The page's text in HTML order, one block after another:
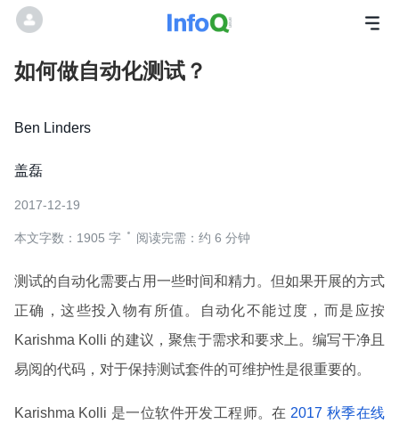
如何做自动化测试？
Ben Linders
盖磊
2017-12-19
本文字数：1905 字 阅读完需：约 6 分钟
测试的自动化需要占用一些时间和精力。但如果开展的方式
正确，这些投入物有所值。自动化不能过度，而是应按
Karishma Kolli 的建议，聚焦于需求和要求上。编写干净且
易阅的代码，对于保持测试套件的可维护性是很重要的。
Karishma Kolli 是一位软件开发工程师。在 2017 秋季在线